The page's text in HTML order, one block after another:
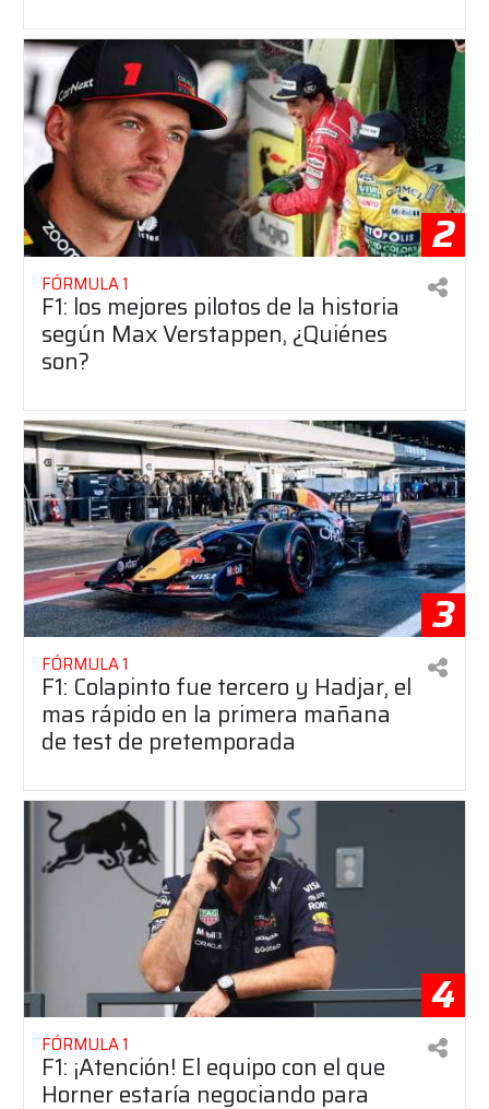
2
FÓRMULA 1
F1: los mejores pilotos de la historia
según Max Verstappen, ¿Quiénes
son?
3
FÓRMULA 1
F1: Colapinto fue tercero y Hadjar, el
mas rápido en la primera mañana
de test de pretemporada
4
FÓRMULA 1
F1: ¡Atención! El equipo con el que
Horner estaría negociando para